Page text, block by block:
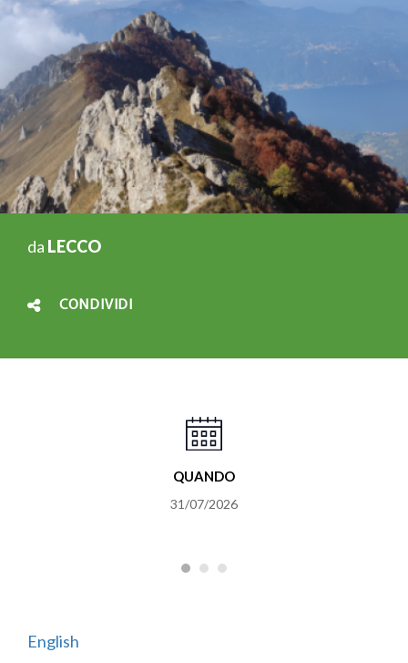
da LECCO
CONDIVIDI
QUANDO
31/07/2026
English